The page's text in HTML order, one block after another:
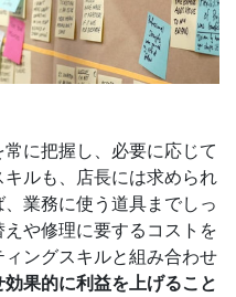
に把握し、必要に応じて
ルも、店長には求められ
業務に使う道具までしっ
や修理に要するコストを
ングスキルと組み合わせ
果的に利益を上げること